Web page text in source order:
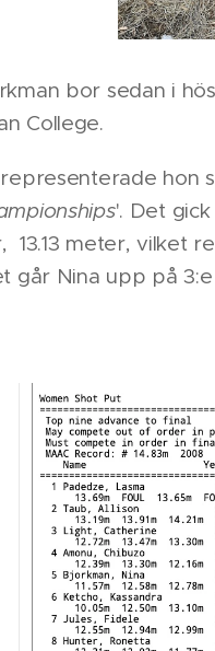
bor sedan i
College.
hon
'. Det
13.13 meter, vilket
går Nina upp på